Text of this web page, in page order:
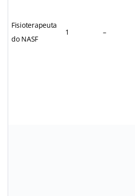
Fisioterapeuta
do NASF
1 –